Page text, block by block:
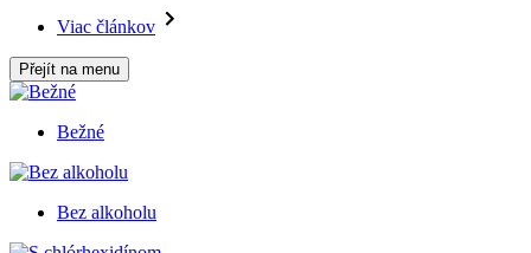
Viac článkov
Přejít na menu
Bežné
Bez alkoholu